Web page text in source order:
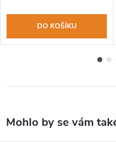
DO KOŠÍKU